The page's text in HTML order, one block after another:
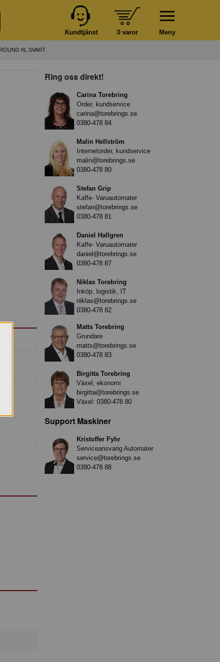
Meny
0 varor
Kundtjänst
XL SVART
Ring oss direkt!
Carina Torebring
Order, kundservice
carina@torebrings.se
0380-478 84
Malin Hellström
Internetorder, kundservice
malin@torebrings.se
0380-478 80
Stefan Grip
Kaffe- Varuautomater
stefan@torebrings.se
0380-478 81
Daniel Hallgren
Kaffe- Varuautomater
daniel@torebrings.se
0380-478 87
Niklas Torebring
Inköp, logistik, IT
niklas@torebrings.se
0380-478 82
Matts Torebring
Grundare
matts@torebrings.se
0380-478 83
Birgitta Torebring
Växel, ekonomi
birgitta@torebrings.se
Växel: 0380-478 80
Support Maskiner
Kristoffer Fyhr
Serviceansvarig Automater
service@torebrings.se
0380-478 88